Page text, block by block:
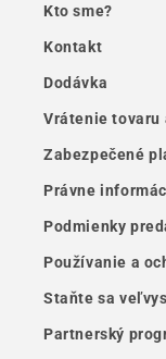
Kto sme?
Kontakt
Dodávka
Vrátenie tovaru
Zabezpečené
Právne
Podmienky
Používanie a
Staňte sa
Partnerský